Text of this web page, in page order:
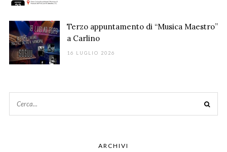
Terzo appuntamento di “Musica Maestro”
a Carlino
16 LUGLIO 2026
ARCHIVI